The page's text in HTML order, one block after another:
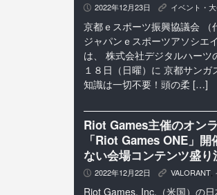
P 2022年12月23日 K イベント・
京都ｅスポーツ振興協議会 （
ジャパンｅスポーツアソシエ
は、 株式会社デジタルハー
１８日（日曜）に 京都サン
知識は一切不要！頭の柔 […]
Riot Games主催のオン
「Riot Games ONE」
ない会場コンテンツ盛
P 2022年12月22日 K VALORANT
Riot Games, Inc.（米国）の